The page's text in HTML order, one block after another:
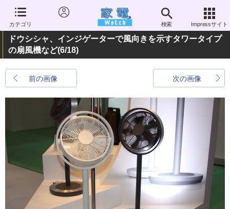
カテゴリ 検索 Impressサイト
ドウシシャ、インジゲーターで風向きを示すタワータイプ
の扇風機など(6/18)
前の画像 次の画像